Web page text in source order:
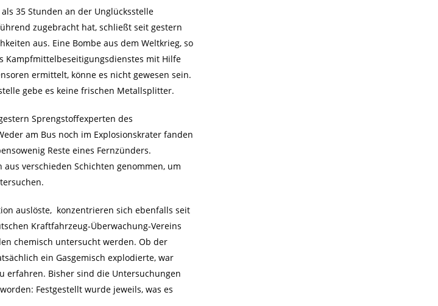
35 Stunden an der Unglücksstelle
zugebracht hat, schließt seit gestern
aus. Eine Bombe aus dem Weltkrieg, so
Kampfmittelbeseitigungsdienstes mit Hilfe
ermittelt, könne es nicht gewesen sein.
gebe es keine frischen Metallsplitter.
Sprengstoffexperten des
am Bus noch im Explosionskrater fanden
Reste eines Fernzünders.
verschieden Schichten genommen, um
auslöste, konzentrieren sich ebenfalls seit
Kraftfahrzeug-Überwachung-Vereins
chemisch untersucht werden. Ob der
ein Gasgemisch explodierte, war
erfahren. Bisher sind die Untersuchungen
Festgestellt wurde jeweils, was es